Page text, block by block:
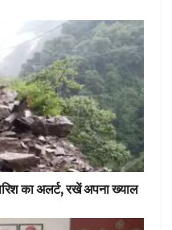
का अलर्ट, रखें अपना ख्याल